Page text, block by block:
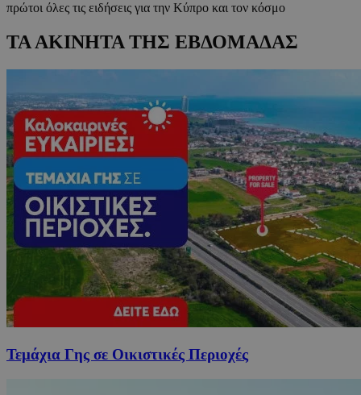
πρώτοι όλες τις ειδήσεις για την Κύπρο και τον κόσμο
ΤΑ ΑΚΙΝΗΤΑ ΤΗΣ ΕΒΔΟΜΑΔΑΣ
Τεμάχια Γης σε Οικιστικές Περιοχές